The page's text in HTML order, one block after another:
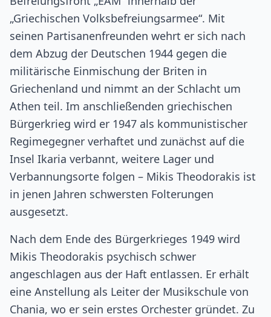
„Griechischen Volksbefreiungsarmee“. Mit
seinen Partisanenfreunden wehrt er sich nach
dem Abzug der Deutschen 1944 gegen die
militärische Einmischung der Briten in
Griechenland und nimmt an der Schlacht um
Athen teil. Im anschließenden griechischen
Bürgerkrieg wird er 1947 als kommunistischer
Regimegegner verhaftet und zunächst auf die
Insel Ikaria verbannt, weitere Lager und
Verbannungsorte folgen – Mikis Theodorakis ist
in jenen Jahren schwersten Folterungen
ausgesetzt.
Nach dem Ende des Bürgerkrieges 1949 wird
Mikis Theodorakis psychisch schwer
angeschlagen aus der Haft entlassen. Er erhält
eine Anstellung als Leiter der Musikschule von
Chania, wo er sein erstes Orchester gründet. Zu